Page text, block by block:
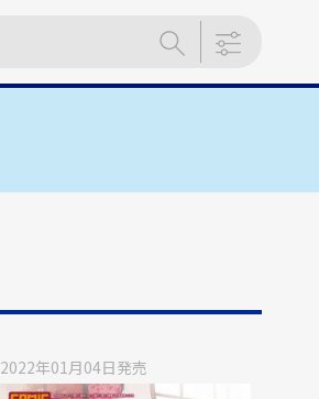
2022年01月04日発売